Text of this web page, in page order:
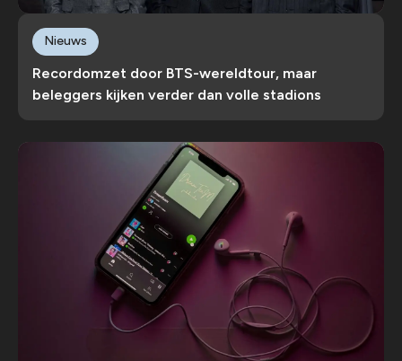
Recordomzet door BTS-wereldtour, maar
beleggers kijken verder dan volle stadions
Nieuws